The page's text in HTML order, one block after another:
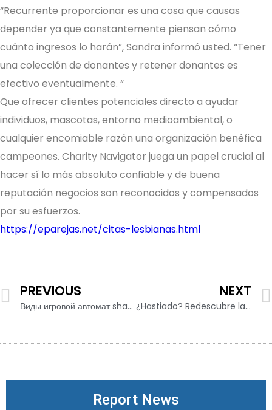
“Recurrente proporcionar es una cosa que causas
depender ya que constantemente piensan cómo
cuánto ingresos lo harán”, Sandra informó usted. “Tener
una colección de donantes y retener donantes es
efectivo eventualmente. “
Que ofrecer clientes potenciales directo a ayudar
individuos, mascotas, entorno medioambiental, o
cualquier encomiable razón una organización benéfica
campeones. Charity Navigator juega un papel crucial al
hacer sí lo más absoluto confiable y de buena
reputación negocios son reconocidos y compensados
por su esfuerzos.
https://eparejas.net/citas-lesbianas.html
PREVIOUS
Виды игровой автомат sharky онлайн -казино онлайн -авансовый бонус?
NEXT
¿Hastiado? Redescubre la emoción de Citas en línea
Report News